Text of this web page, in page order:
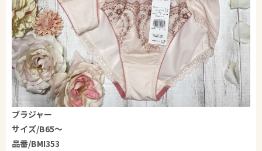
ブラジャー
サイズ/B65〜
品番/BMI353